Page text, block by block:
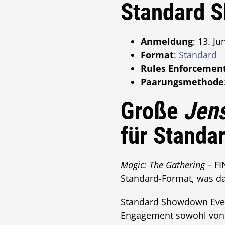
Standard
Anmeldung: 13.
Format: Standard
Rules
Paarungsmethode
Große
für
Magic: The Gathering–
Standard-Format, was
Standard Showdown
Engagement sowohl